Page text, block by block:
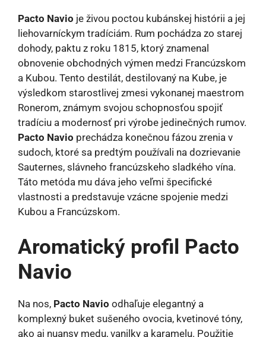
Pacto Navio je živou poctou kubánskej histórii a jej
liehovarníckym tradíciám. Rum pochádza zo starej
dohody, paktu z roku 1815, ktorý znamenal
obnovenie obchodných výmen medzi Francúzskom
a Kubou. Tento destilát, destilovaný na Kube, je
výsledkom starostlivej zmesi vykonanej maestrom
Ronerom, známym svojou schopnosťou spojiť
tradíciu a modernosť pri výrobe jedinečných rumov.
Pacto Navio prechádza konečnou fázou zrenia v
sudoch, ktoré sa predtým používali na dozrievanie
Sauternes, slávneho francúzskeho sladkého vína.
Táto metóda mu dáva jeho veľmi špecifické
vlastnosti a predstavuje vzácne spojenie medzi
Kubou a Francúzskom.
Aromatický profil Pacto
Navio
Na nos, Pacto Navio odhaľuje elegantný a
komplexný buket sušeného ovocia, kvetinové tóny,
ako aj nuansy medu, vanilky a karamelu. Použitie